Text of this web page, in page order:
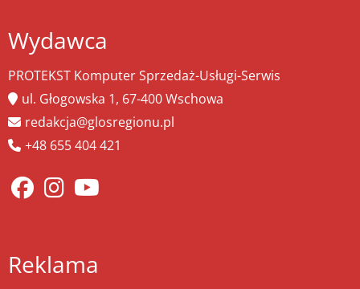
Wydawca
PROTEKST Komputer Sprzedaż-Usługi-Serwis
ul. Głogowska 1, 67-400 Wschowa
redakcja@glosregionu.pl
+48 655 404 421
Reklama